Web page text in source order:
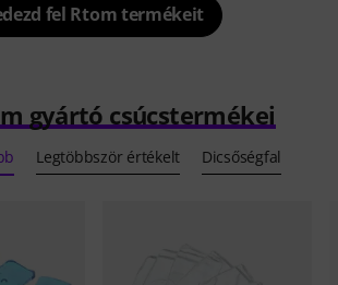
fel Rtom termékeit
gyártó csúcstermékei
Legtöbbször értékelt Dicsőségfal